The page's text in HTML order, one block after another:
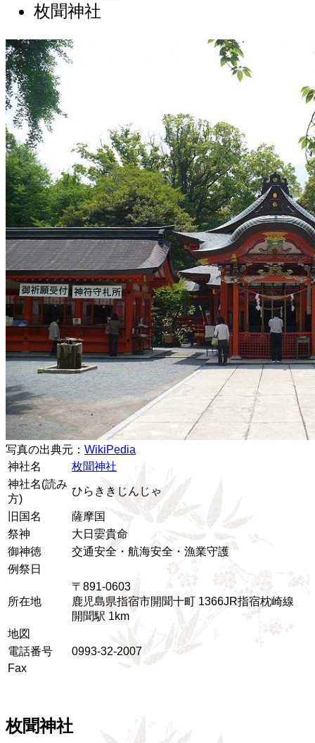
枚聞神社
写真の出典元： WikiPedia
神社名
枚聞神社
神社名(読み
方)
ひらききじんじゃ
旧国名
薩摩国
祭神
大日孁貴命
御神徳
交通安全・航海安全・漁業守護
例祭日
所在地
〒891-0603
鹿児島県指宿市開聞十町 1366JR指宿枕崎線
開聞駅 1km
地図
電話番号
0993-32-2007
Fax
枚聞神社